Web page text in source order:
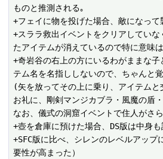
ものと推測される｡
+フェイに物を投げた場合、敵になっ
+スララ救出イベントをクリアしてい
たアイテムが消えているので特に意味は
+奇岩谷の右上の方にいるわがままな
テム名を名指ししないので、ちゃんと
(矢を放ってその上に乗り、アイテム
お礼に、剛剣マンジカブラ・風魔の盾
なお、儀式の洞窟イベントで住人がさ
+壺を倉庫に預けた場合、DS版は中身
+SFC版に比べ、シレンのレベルアッ
要性が高まった）